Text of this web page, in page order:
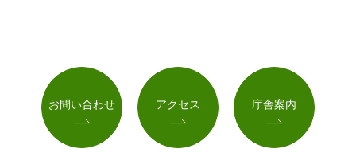
お問い合わせ アクセス 庁舎案内